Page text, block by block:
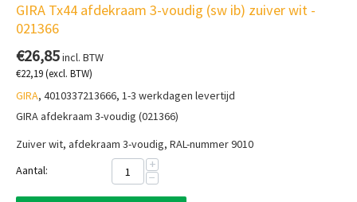
GIRA Tx44 afdekraam 3-voudig (sw ib) zuiver wit -
021366
€26,85incl. BTW
€22,19(excl. BTW)
GIRA, 4010337213666, 1-3 werkdagen levertijd
GIRA afdekraam 3-voudig (021366)
Zuiver wit, afdekraam 3-voudig, RAL-nummer 9010
Aantal:
+
−